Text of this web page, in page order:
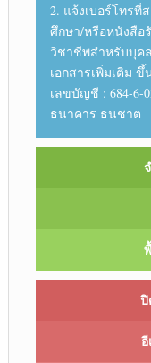
2. แจ้งเบอร์โทร​ที่
ศึกษา​/หรือหนังสือ
วิชาชีพ​สำหรับบุค
เอกสารเพิ่มเติม
เลขบัญชี : 684-
ธนาคาร ธนชาต